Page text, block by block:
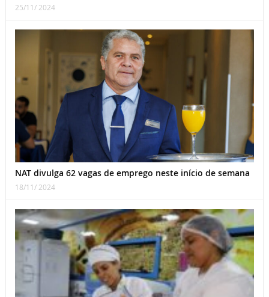
25/11/ 2024
NAT divulga 62 vagas de emprego neste início de semana
18/11/ 2024